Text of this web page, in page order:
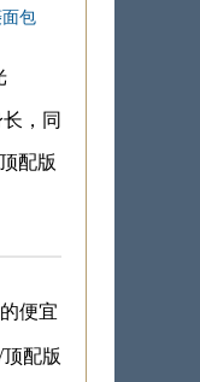
包
，同
配版
便宜
配版